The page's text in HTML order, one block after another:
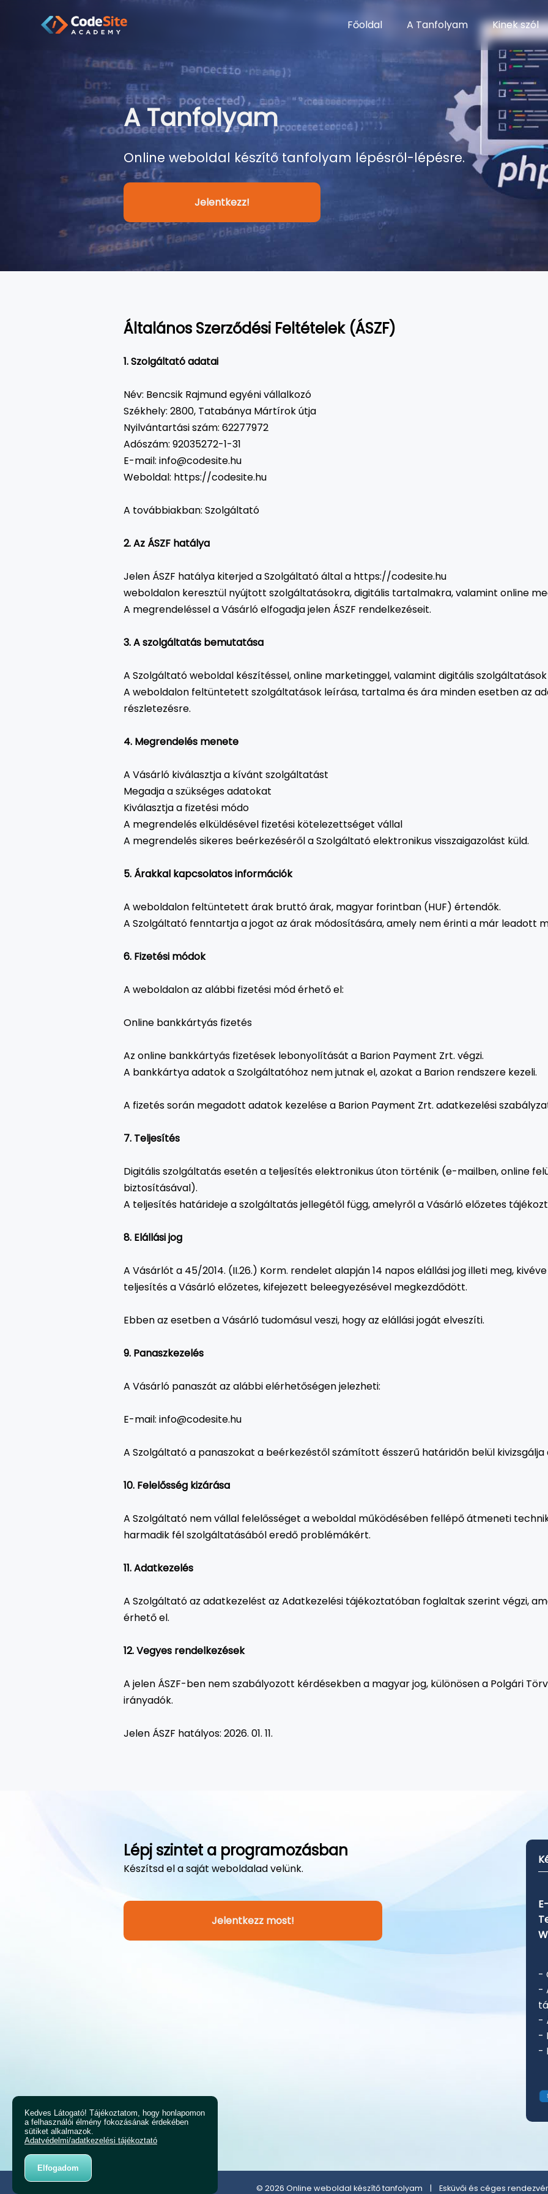
Főoldal A Tanfolyam Kinek szól
A Tanfolyam
Online weboldal készítő tanfolyam lépésről-lépésre.
Jelentkezz!
Általános Szerződési Feltételek (ÁSZF)
1. Szolgáltató adatai
Név: Bencsik Rajmund egyéni vállalkozó
Székhely: 2800, Tatabánya Mártírok útja
Nyilvántartási szám: 62277972
Adószám: 92035272-1-31
E-mail: info@codesite.hu
Weboldal: https://codesite.hu
A továbbiakban: Szolgáltató
2. Az ÁSZF hatálya
Jelen ÁSZF hatálya kiterjed a Szolgáltató által a https://codesite.hu
weboldalon keresztül nyújtott szolgáltatásokra, digitális tartalmakra, valamint online
A megrendeléssel a Vásárló elfogadja jelen ÁSZF rendelkezéseit.
3. A szolgáltatás bemutatása
A Szolgáltató weboldal készítéssel, online marketinggel, valamint digitális
A weboldalon feltüntetett szolgáltatások leírása, tartalma és ára minden esetben az
részletezésre.
4. Megrendelés menete
A Vásárló kiválasztja a kívánt szolgáltatást
Megadja a szükséges adatokat
Kiválasztja a fizetési módo
A megrendelés elküldésével fizetési kötelezettséget vállal
A megrendelés sikeres beérkezéséről a Szolgáltató elektronikus visszaigazolást küld.
5. Árakkal kapcsolatos információk
A weboldalon feltüntetett árak bruttó árak, magyar forintban (HUF) értendők.
A Szolgáltató fenntartja a jogot az árak módosítására, amely nem érinti a már leadott
6. Fizetési módok
A weboldalon az alábbi fizetési mód érhető el:
Online bankkártyás fizetés
Az online bankkártyás fizetések lebonyolítását a Barion Payment Zrt. végzi.
A bankkártya adatok a Szolgáltatóhoz nem jutnak el, azokat a Barion rendszere kezeli.
A fizetés során megadott adatok kezelése a Barion Payment Zrt. adatkezelési
7. Teljesítés
Digitális szolgáltatás esetén a teljesítés elektronikus úton történik (e-mailben, online
biztosításával).
A teljesítés határideje a szolgáltatás jellegétől függ, amelyről a Vásárló előzetes
8. Elállási jog
A Vásárlót a 45/2014. (II.26.) Korm. rendelet alapján 14 napos elállási jog illeti meg,
teljesítés a Vásárló előzetes, kifejezett beleegyezésével megkezdődött.
Ebben az esetben a Vásárló tudomásul veszi, hogy az elállási jogát elveszíti.
9. Panaszkezelés
A Vásárló panaszát az alábbi elérhetőségen jelezheti:
E-mail: info@codesite.hu
A Szolgáltató a panaszokat a beérkezéstől számított ésszerű határidőn belül kivizsgálja
10. Felelősség kizárása
A Szolgáltató nem vállal felelősséget a weboldal működésében fellépő átmeneti
harmadik fél szolgáltatásából eredő problémákért.
11. Adatkezelés
A Szolgáltató az adatkezelést az Adatkezelési tájékoztatóban foglaltak szerint végzi,
érhető el.
12. Vegyes rendelkezések
A jelen ÁSZF-ben nem szabályozott kérdésekben a magyar jog, különösen a Polgári
irányadók.
Jelen ÁSZF hatályos: 2026. 01. 11.
Lépj szintet a programozásban
Készítsd el a saját weboldalad velünk.
Jelentkezz most!
-
-
-
-
-
© 2026 Online weboldal készítő tanfolyam | Esküvői és céges
Kedves Látogató! Tájékoztatom, hogy honlapomon
a felhasználói élmény fokozásának érdekében
sütiket alkalmazok.
Adatvédelmi/adatkezelési tájékoztató
Elfogadom